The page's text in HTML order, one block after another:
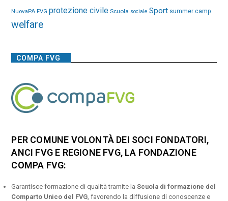
NuovaPA FVG protezione civile Scuola sociale Sport summer camp
welfare
COMPA FVG
PER COMUNE VOLONTÀ DEI SOCI FONDATORI,
ANCI FVG E REGIONE FVG, LA FONDAZIONE
COMPA FVG:
Garantisce formazione di qualità tramite laScuola di formazione del
Comparto Unico del FVG , favorendo la diffusione di conoscenze e